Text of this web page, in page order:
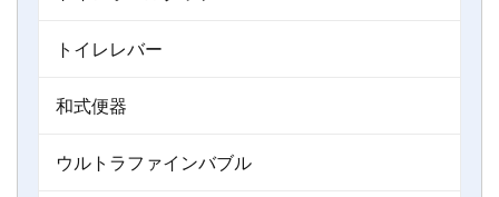
トイレレバー
和式便器
ウルトラファインバブル